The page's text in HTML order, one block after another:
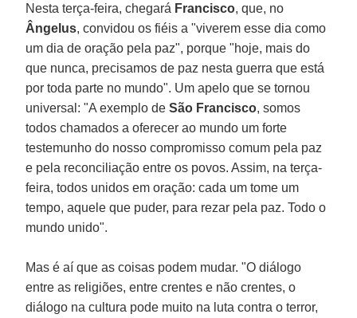
Nesta terça-feira, chegará Francisco, que, no
Ângelus, convidou os fiéis a "viverem esse dia como
um dia de oração pela paz", porque "hoje, mais do
que nunca, precisamos de paz nesta guerra que está
por toda parte no mundo". Um apelo que se tornou
universal: "A exemplo deSão Francisco, somos
todos chamados a oferecer ao mundo um forte
testemunho do nosso compromisso comum pela paz
e pela reconciliação entre os povos. Assim, na terça-
feira, todos unidos em oração: cada um tome um
tempo, aquele que puder, para rezar pela paz. Todo o
mundo unido".
Mas é aí que as coisas podem mudar. "O diálogo
entre as religiões, entre crentes e não crentes, o
diálogo na cultura pode muito na luta contra o terror,